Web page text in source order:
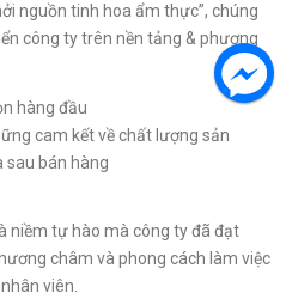
nguồn tinh hoa ẩm thực”, chúng
công ty trên nền tảng & phương
hàng đầu
cam kết về chất lượng sản
sau bán hàng
niềm tự hào mà công ty đã đạt
châm và phong cách làm việc
viên.